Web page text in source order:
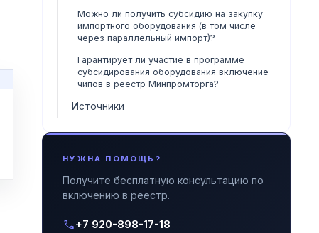
Можно ли получить субсидию на закупку
импортного оборудования (в том числе
через параллельный импорт)?
Гарантирует ли участие в программе
субсидирования оборудования включение
чипов в реестр Минпромторга?
Источники
НУЖНА ПОМОЩЬ?
Получите бесплатную консультацию по
включению в реестр.
call+7 920-898-17-18